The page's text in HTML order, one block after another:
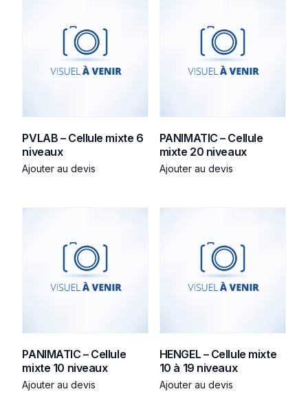
PVLAB – Cellule mixte 6
niveaux
Ajouter au devis
PANIMATIC – Cellule
mixte 20 niveaux
Ajouter au devis
PANIMATIC – Cellule
mixte 10 niveaux
Ajouter au devis
HENGEL – Cellule mixte
10 à 19 niveaux
Ajouter au devis